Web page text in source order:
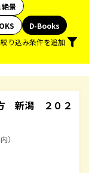
景
D-Books
絞り込み条件を追加
新潟 ２０２
）